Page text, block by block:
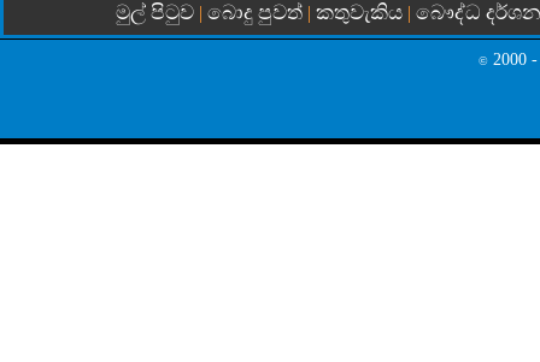
මුල් පිටුව | බොදු පුවත්| කතුවැකිය| බෞද්ධ
© 2000